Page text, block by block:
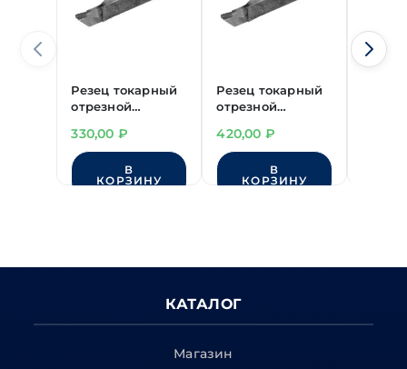
Резец токарный
отрезной
Т15К6
330,00 ₽
В
КОРЗИНУ
Резец токарный
отрезной
420,00 ₽
В
КОРЗИНУ
КАТАЛОГ
Магазин